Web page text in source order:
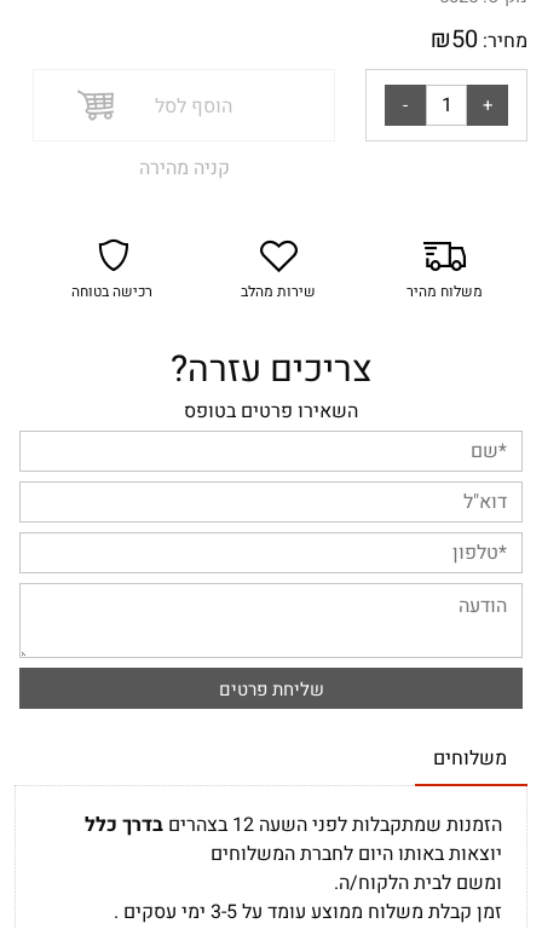
מחיר: ₪50
הוסף לסל
קניה מהירה
משלוח מהיר שירות מהלב רכישה בטוחה
צריכים עזרה?
השאירו פרטים בטופס
משלוחים
הזמנות שמתקבלות לפני השעה 12 בצהרים
בדרך כלל
יוצאות באותו היום לחברת המשלוחים
ומשם לבית הלקוח/ה.
זמן קבלת משלוח ממוצע עומד על 3-5 ימי עסקים .